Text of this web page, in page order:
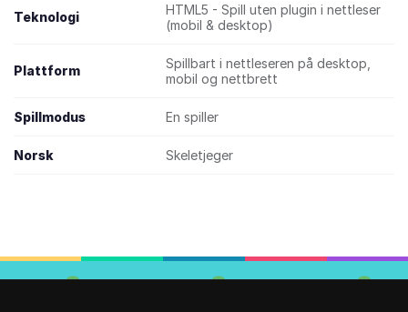
Teknologi
HTML5 - Spill uten plugin i nettleser
(mobil & desktop)
Plattform
Spillbart i nettleseren på desktop,
mobil og nettbrett
Spillmodus En spiller
Norsk Skeletjeger